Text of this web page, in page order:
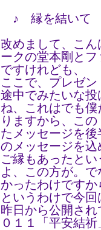
♪ 縁を結いて
改めまして、こ
ークの堂本剛と
ですけれども、
ここで、プレゼ
途中でみたいな
ね、これはでも
りますから、こ
たメッセージを
のメッセージを
ご縁もあったと
よ、この方が。
かったわけですか
というわけで今
昨日から公開さ
０１１「平安結